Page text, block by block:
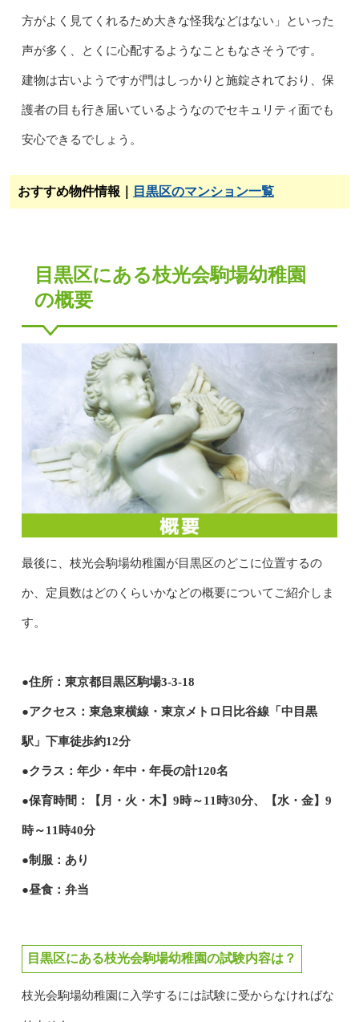
方がよく見てくれるため大きな怪我などはない」といった
声が多く、とくに心配するようなこともなさそうです。
建物は古いようですが門はしっかりと施錠されており、保
護者の目も行き届いているようなのでセキュリティ面でも
安心できるでしょう。
おすすめ物件情報｜ 目黒区のマンション一覧
目黒区にある枝光会駒場幼稚園
の概要
最後に、枝光会駒場幼稚園が目黒区のどこに位置するの
か、定員数はどのくらいかなどの概要についてご紹介しま
す。
●住所：東京都目黒区駒場3-3-18
●アクセス：東急東横線・東京メトロ日比谷線「中目黒
駅」下車徒歩約12分
●クラス：年少・年中・年長の計120名
●保育時間：【月・火・木】9時～11時30分、【水・金】9
時～11時40分
●制服：あり
●昼食：弁当
目黒区にある枝光会駒場幼稚園の試験内容は？
枝光会駒場幼稚園に入学するには試験に受からなければな